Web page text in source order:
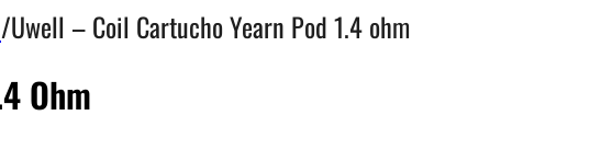
/Uwell – Coil Cartucho Yearn Pod 1.4 ohm
Ohm